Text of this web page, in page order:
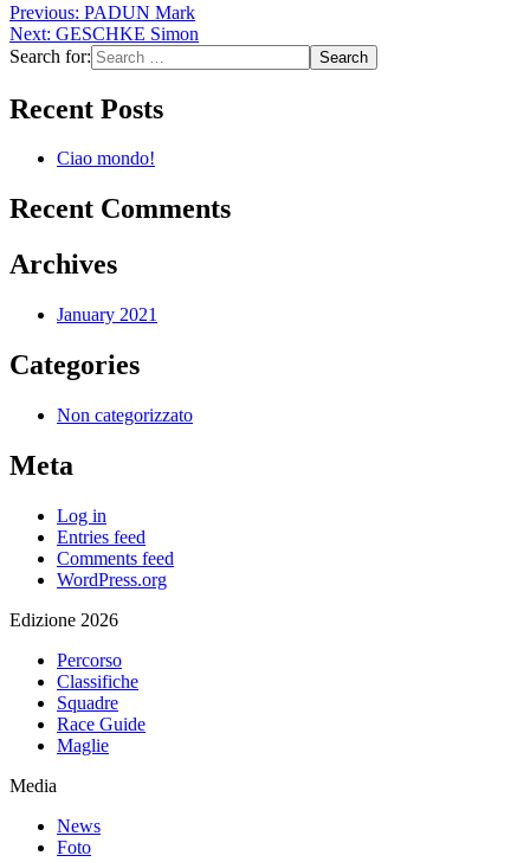
Previous: PADUN Mark
Next: GESCHKE Simon
Search for:
Recent Posts
Ciao mondo!
Recent Comments
Archives
January 2021
Categories
Non categorizzato
Meta
Log in
Entries feed
Comments feed
WordPress.org
Edizione 2026
Percorso
Classifiche
Squadre
Race Guide
Maglie
Media
News
Foto